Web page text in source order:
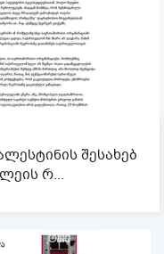
შესახებ
რ...